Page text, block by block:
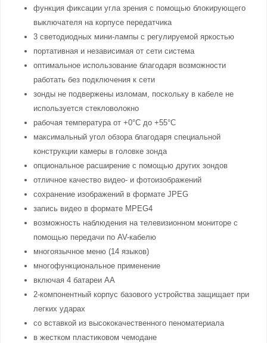
функция фиксации угла зрения с помощью блокирующего
выключателя на корпусе передатчика
3 светодиодных мини-лампы с регулируемой яркостью
портативная и независимая от сети система
оптимальное использование благодаря возможности
работать без подключения к сети
зонды не подвержены изломам, поскольку в кабеле не
используется стекловолокно
рабочая температура от +0°C до +55°C
максимальный угол обзора благодаря специальной
конструкции камеры в головке зонда
опциональное расширение с помощью других зондов
отличное качество видео- и фотоизображений
сохранение изображений в формате JPEG
запись видео в формате MPEG4
возможность наблюдения на телевизионном мониторе с
помощью передачи по AV-кабелю
многоязычное меню (14 языков)
многофункциональное применение
включая 4 батареи АА
2-компонентный корпус базового устройства защищает при
легких ударах
со вставкой из высококачественного пеноматериала
в жестком пластиковом чемодане